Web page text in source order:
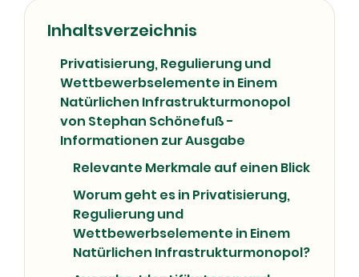
08/07/2026
Inhaltsverzeichnis
Privatisierung, Regulierung und
Wettbewerbselemente in Einem
Natürlichen Infrastrukturmonopol
von Stephan Schönefuß -
Informationen zur Ausgabe
Relevante Merkmale auf einen Blick
Worum geht es in Privatisierung,
Regulierung und
Wettbewerbselemente in Einem
Natürlichen Infrastrukturmonopol?